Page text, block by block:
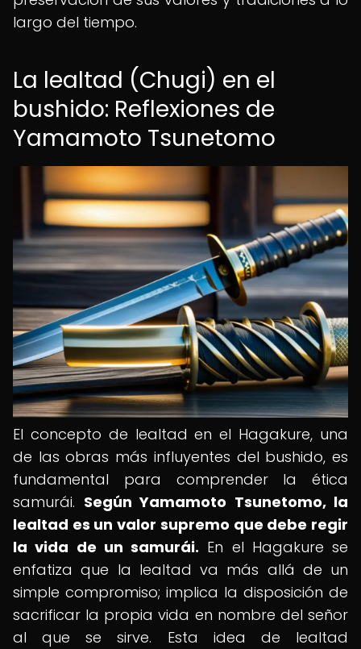
largo del tiempo.
La lealtad (Chugi) en el
bushido: Reflexiones de
Yamamoto Tsunetomo
El concepto de lealtad en el Hagakure, una
de las obras más influyentes del bushido, es
fundamental para comprender la ética
samurái. Según Yamamoto Tsunetomo, la
lealtad es un valor supremo que debe regir
la vida de un samurái. En el Hagakure se
enfatiza que la lealtad va más allá de un
simple compromiso; implica la disposición de
sacrificar la propia vida en nombre del señor
al que se sirve. Esta idea de lealtad